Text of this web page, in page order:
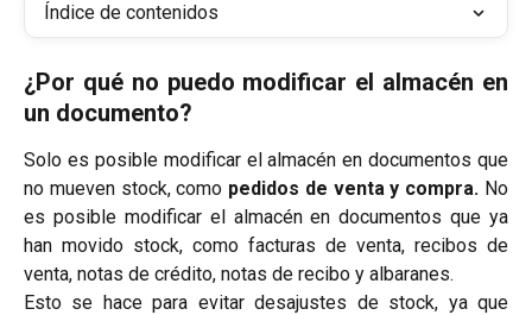
Índice de contenidos
¿Por qué no puedo modificar el almacén en
un documento?
Solo es posible modificar el almacén en documentos que
no mueven stock, como pedidos de venta y compra. No
es posible modificar el almacén en documentos que ya
han movido stock, como facturas de venta, recibos de
venta, notas de crédito, notas de recibo y albaranes.
Esto se hace para evitar desajustes de stock, ya que